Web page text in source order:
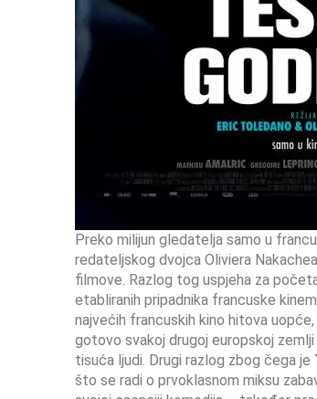
Preko milijun gledatelja samo u
redateljskog dvojca Oliviera
filmove. Razlog tog uspjeha za
etabliranih pripadnika francuske
najvećih francuskih kino hitova uopće,
gotovo svakoj drugoj europskoj
tisuća ljudi. Drugi razlog zbog čega je
što se radi o prvoklasnom miksu